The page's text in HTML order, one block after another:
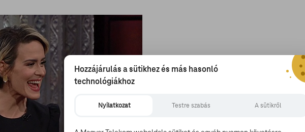
Hozzájárulás a sütikhez és más hasonló
technológiákhoz
Nyilatkozat Testre szabás A sütikről